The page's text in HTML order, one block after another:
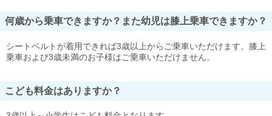
何歳から乗車できますか？また幼児は膝上乗車できますか？
シートベルトが着用できれば3歳以上からご乗車いただけます。膝上
乗車および3歳未満のお子様はご乗車いただけません。
こども料金はありますか？